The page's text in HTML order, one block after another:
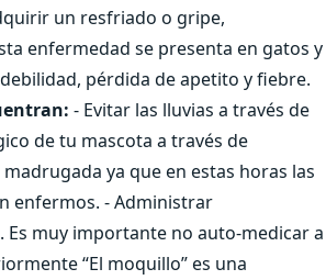
un resfriado o gripe,
enfermedad se presenta en gatos y
pérdida de apetito y fiebre.
- Evitar las lluvias a través de
de tu mascota a través de
ya que en estas horas las
enfermos. - Administrar
muy importante no auto-medicar a
“El moquillo” es una